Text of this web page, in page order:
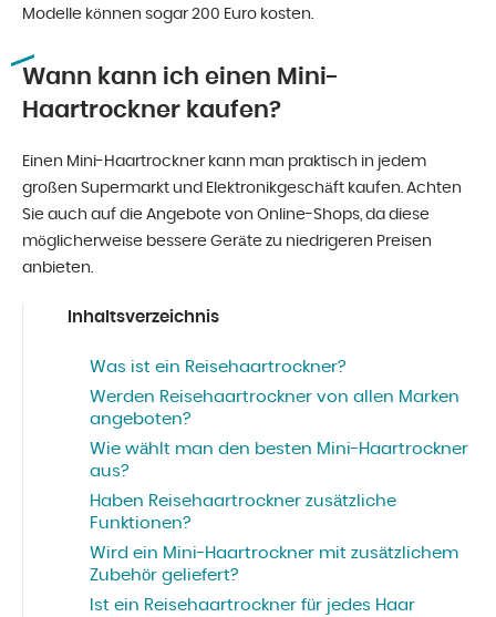
Modelle können sogar 200 Euro kosten.
Wann kann ich einen Mini-
Haartrockner kaufen?
Einen Mini-Haartrockner kann man praktisch in jedem
großen Supermarkt und Elektronikgeschäft kaufen. Achten
Sie auch auf die Angebote von Online-Shops, da diese
möglicherweise bessere Geräte zu niedrigeren Preisen
anbieten.
Inhaltsverzeichnis
Was ist ein Reisehaartrockner?
Werden Reisehaartrockner von allen Marken
angeboten?
Wie wählt man den besten Mini-Haartrockner
aus?
Haben Reisehaartrockner zusätzliche
Funktionen?
Wird ein Mini-Haartrockner mit zusätzlichem
Zubehör geliefert?
Ist ein Reisehaartrockner für jedes Haar